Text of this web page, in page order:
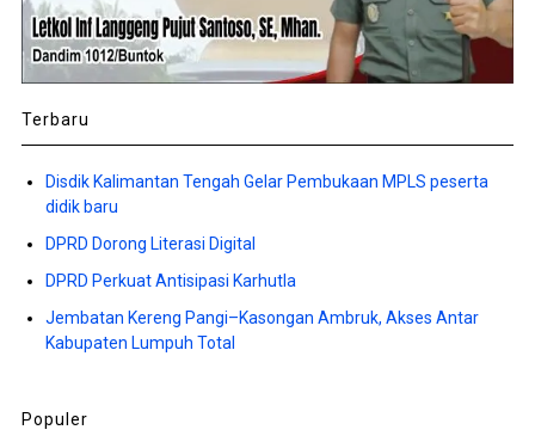
Terbaru
Disdik Kalimantan Tengah Gelar Pembukaan MPLS peserta
didik baru
DPRD Dorong Literasi Digital
DPRD Perkuat Antisipasi Karhutla
Jembatan Kereng Pangi–Kasongan Ambruk, Akses Antar
Kabupaten Lumpuh Total
Populer